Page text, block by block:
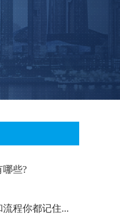
些?
些?
程你都记住...